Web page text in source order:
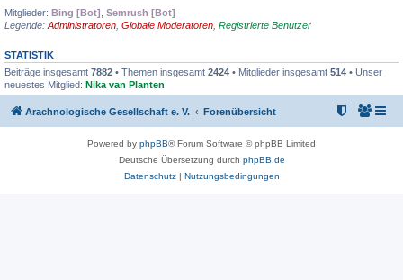
Mitglieder: Bing [Bot] Semrush [Bot]
Legende: Administratoren Globale Moderatoren Registrierte Benutzer
STATISTIK
Beiträge insgesamt 7882 • Themen insgesamt 2424 • Mitglieder insgesamt 514 • Unser
neuestes Mitglied: Nika van Planten
Arachnologische Gesellschaft e. V. Forenübersicht
Powered by phpBB® Forum Software © phpBB Limited
Deutsche Übersetzung durch phpBB.de
Datenschutz| Nutzungsbedingungen